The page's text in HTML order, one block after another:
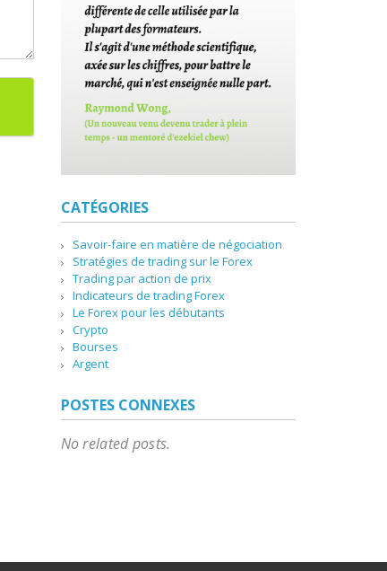
CATÉGORIES
Savoir-faire en matière de négociation
Stratégies de trading sur le Forex
Trading par action de prix
Indicateurs de trading Forex
Le Forex pour les débutants
Crypto
Bourses
Argent
POSTES CONNEXES
No related posts.